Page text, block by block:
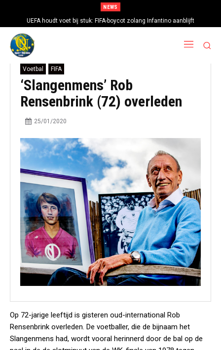
NEWS
UEFA houdt voet bij stuk: FIFA-boycot zolang Infantino aanblijft
Voetbal FIFA
‘Slangenmens’ Rob
Rensenbrink (72) overleden
25/01/2020
Op 72-jarige leeftijd is gisteren oud-international Rob
Rensenbrink overleden. De voetballer, die de bijnaam het
Slangenmens had, wordt vooral herinnerd door de bal op de